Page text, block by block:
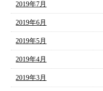
2019年7月
2019年6月
2019年5月
2019年4月
2019年3月